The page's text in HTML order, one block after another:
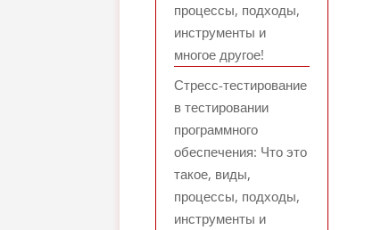
процессы, подходы,
инструменты и
многое другое!
Стресс-тестирование
в тестировании
программного
обеспечения: Что это
такое, виды,
процессы, подходы,
инструменты и